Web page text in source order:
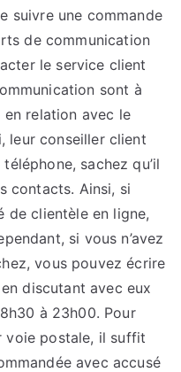
suivre une commande
de communication
le service client
sont à
relation avec le
leur conseiller client
sachez qu’il
contacts. Ainsi, si
de clientèle en ligne,
si vous n’avez
vous pouvez écrire
discutant avec eux
à 23h00. Pour
voie postale, il suffit
avec accusé